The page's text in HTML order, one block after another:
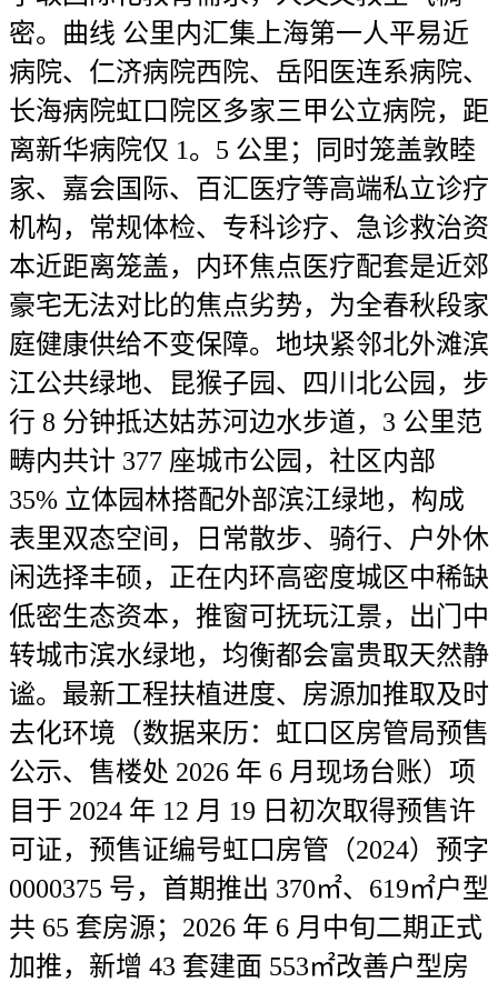
密。曲线 公里内汇集上海第一人平易近
病院、仁济病院西院、岳阳医连系病院、
长海病院虹口院区多家三甲公立病院，距
离新华病院仅 1。5 公里；同时笼盖敦睦
家、嘉会国际、百汇医疗等高端私立诊疗
机构，常规体检、专科诊疗、急诊救治资
本近距离笼盖，内环焦点医疗配套是近郊
豪宅无法对比的焦点劣势，为全春秋段家
庭健康供给不变保障。地块紧邻北外滩滨
江公共绿地、昆猴子园、四川北公园，步
行 8 分钟抵达姑苏河边水步道，3 公里范
畴内共计 377 座城市公园，社区内部
35% 立体园林搭配外部滨江绿地，构成
表里双态空间，日常散步、骑行、户外休
闲选择丰硕，正在内环高密度城区中稀缺
低密生态资本，推窗可抚玩江景，出门中
转城市滨水绿地，均衡都会富贵取天然静
谧。最新工程扶植进度、房源加推取及时
去化环境（数据来历：虹口区房管局预售
公示、售楼处 2026 年 6 月现场台账）项
目于 2024 年 12 月 19 日初次取得预售许
可证，预售证编号虹口房管（2024）预字
0000375 号，首期推出 370㎡、619㎡户型
共 65 套房源；2026 年 6 月中旬二期正式
加推，新增 43 套建面 553㎡改善户型房